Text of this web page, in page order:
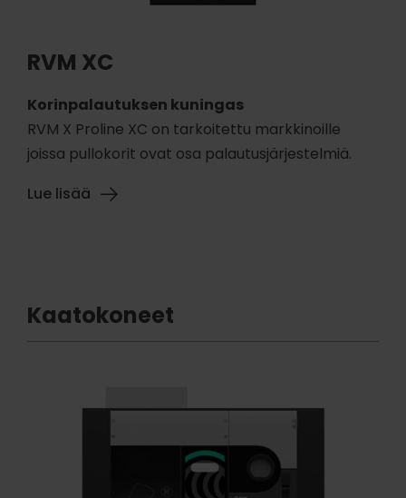
RVM XC
Korinpalautuksen kuningas
RVM X Proline XC on tarkoitettu markkinoille
joissa pullokorit ovat osa palautusjärjestelmiä.
Lue lisää
Kaatokoneet